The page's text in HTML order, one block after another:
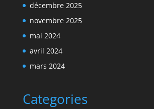
décembre 2025
novembre 2025
mai 2024
avril 2024
mars 2024
Categories